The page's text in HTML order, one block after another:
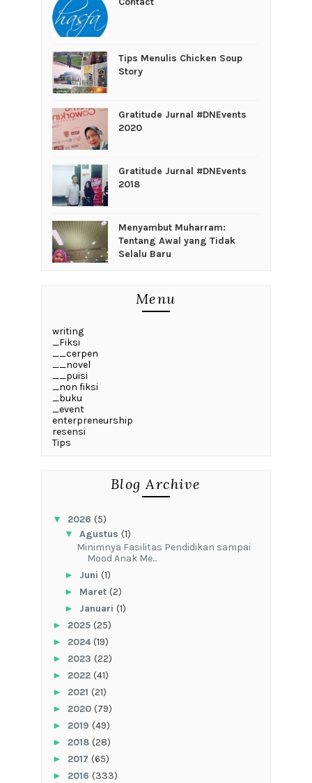
Tips Menulis Chicken Soup
Story
Gratitude Jurnal #DNEvents
2020
Gratitude Jurnal #DNEvents
2018
Menyambut Muharram:
Tentang Awal yang Tidak
Selalu Baru
Menu
writing
_Fiksi
__cerpen
__novel
__puisi
_non fiksi
_buku
_event
enterpreneurship
resensi
Tips
Blog Archive
▼ 2026 (5)
▼ Agustus (1)
‎Minimnya Fasilitas Pendidikan sampai
Mood Anak Me...
► Juni (1)
► Maret (2)
► Januari (1)
► 2025 (25)
► 2024(19)
► 2023 (22)
► 2022 (41)
► 2021 (21)
► 2020 (79)
► 2019 (49)
► 2018 (28)
► 2017 (65)
► 2016 (333)